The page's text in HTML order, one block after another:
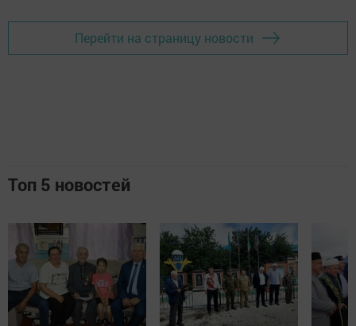
Перейти на страницу новости
Топ 5 новостей